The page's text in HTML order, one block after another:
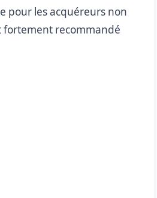
pour les acquéreurs non
fortement recommandé